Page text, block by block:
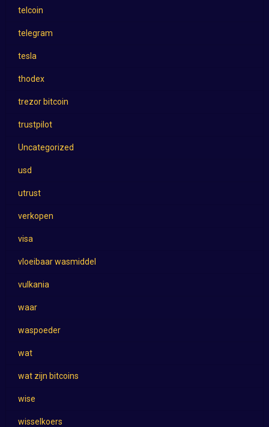
telcoin
telegram
tesla
thodex
trezor bitcoin
trustpilot
Uncategorized
usd
utrust
verkopen
visa
vloeibaar wasmiddel
vulkania
waar
waspoeder
wat
wat zijn bitcoins
wise
wisselkoers